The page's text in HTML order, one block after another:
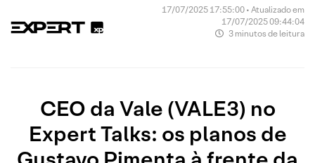
17/07/2025 17:55:00 • Atualizado em
17/07/2025 09:44:04
3 minutos de leitura
CEO da Vale (VALE3) no
Expert Talks: os planos de